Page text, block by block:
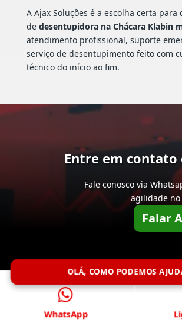
A Ajax Soluções é a escolha certa para
de desentupidora na Chácara Klabin
atendimento profissional, suporte
serviço de desentupimento feito com
técnico do início ao fim.
Entre em contato
Fale conosco via
agilidade
Falar
OLÁ, COMO PODEMOS
WhatsApp